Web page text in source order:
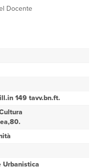
Docente
149 tavv.bn.ft.